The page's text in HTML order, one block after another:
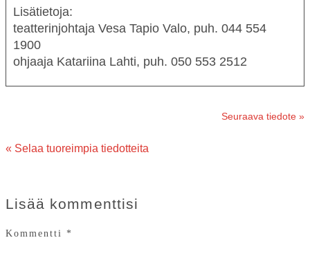
Lisätietoja:
teatterinjohtaja Vesa Tapio Valo, puh. 044 554
1900
ohjaaja Katariina Lahti, puh. 050 553 2512
Seuraava tiedote »
« Selaa tuoreimpia tiedotteita
Lisää kommenttisi
Kommentti *